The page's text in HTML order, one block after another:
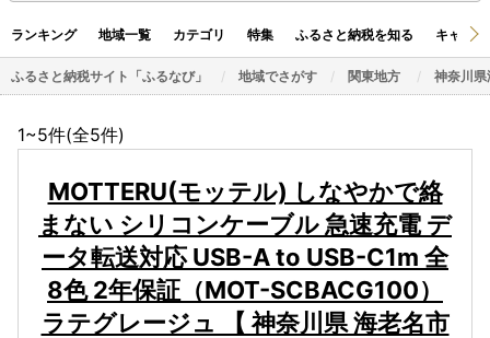
ランキング 地域一覧 カテゴリ 特集 ふるさと納税を知る キャン
ふるさと納税サイト「ふるなび」 地域でさがす 関東地方 神奈川
1~5件(全5件)
MOTTERU(モッテル) しなやかで絡
まない シリコンケーブル 急速充電 デ
ータ転送対応 USB-A to USB-C1m 全
8色 2年保証（MOT-SCBACG100）
ラテグレージュ 【 神奈川県 海老名市